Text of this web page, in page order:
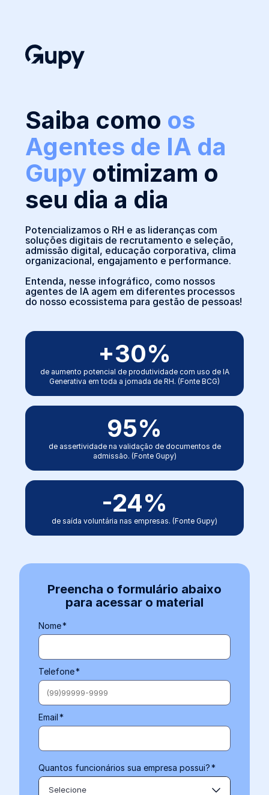
Saiba como os
Agentes de IA da
Gupy otimizam o
seu dia a dia
Potencializamos o RH e as lideranças com
soluções digitais de recrutamento e seleção,
admissão digital, educação corporativa, clima
organizacional, engajamento e performance.
Entenda, nesse infográfico, como nossos
agentes de IA agem em diferentes processos
do nosso ecossistema para gestão de pessoas!
+30%
de aumento potencial de produtividade com uso de IA
Generativa em toda a jornada de RH. (Fonte BCG)
95%
de assertividade na validação de documentos de
admissão. (Fonte Gupy)
-24%
de saída voluntária nas empresas. (Fonte Gupy)
Preencha o formulário abaixo
para acessar o material
Nome*
Telefone*
Email*
Quantos funcionários sua empresa possui?*
Selecione